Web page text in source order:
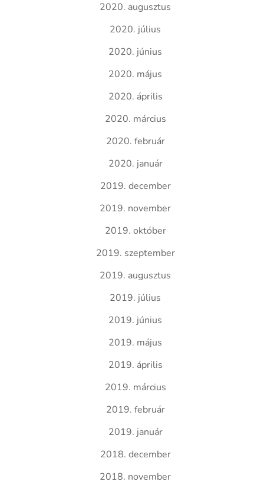
2020. augusztus
2020. július
2020. június
2020. május
2020. április
2020. március
2020. február
2020. január
2019. december
2019. november
2019. október
2019. szeptember
2019. augusztus
2019. július
2019. június
2019. május
2019. április
2019. március
2019. február
2019. január
2018. december
2018. november